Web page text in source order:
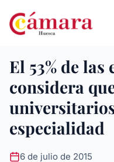
El 53% de las
considera
especialidad
6 de julio de 2015